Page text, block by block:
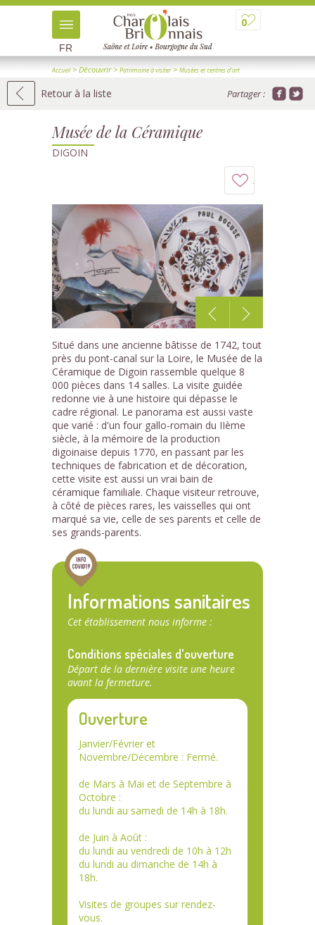
0
FR
Accueil> Découvrir> Patrimoine à visiter> Musées et centres d'art
Retour à la liste Partager :
Musée de la Céramique
DIGOIN
à
carnet
1 /6
Situé dans une ancienne bâtisse de 1742, tout
près du pont-canal sur la Loire, le Musée de la
Céramique de Digoin rassemble quelque 8
000 pièces dans 14 salles. La visite guidée
redonne vie à une histoire qui dépasse le
cadre régional. Le panorama est aussi vaste
que varié : d'un four gallo-romain du IIème
siècle, à la mémoire de la production
digoinaise depuis 1770, en passant par les
techniques de fabrication et de décoration,
cette visite est aussi un vrai bain de
céramique familiale. Chaque visiteur retrouve,
à côté de pièces rares, les vaisselles qui ont
marqué sa vie, celle de ses parents et celle de
ses grands-parents.
Informations sanitaires
Cet établissement nous informe :
Conditions spéciales d'ouverture
Départ de la dernière visite une heure
avant la fermeture.
Ouverture
Janvier/Février et
Novembre/Décembre : Fermé.
de Mars à Mai et de Septembre à
Octobre :
du lundi au samedi de 14h à 18h.
de Juin à Août :
du lundi au vendredi de 10h à 12h
du lundi au dimanche de 14h à
18h.
Visites de groupes sur rendez-
vous.